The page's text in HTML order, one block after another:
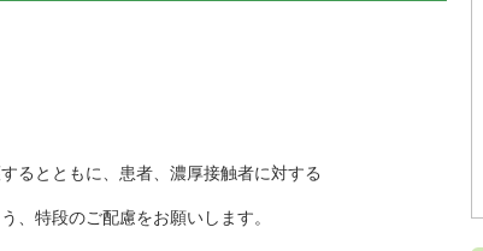
とともに、患者、濃厚接触者に対する
、特段のご配慮をお願いします。